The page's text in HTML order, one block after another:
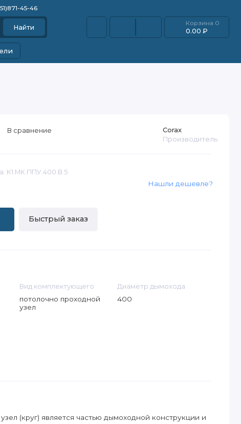
45-46
Найти
Корзина 0
0.00 ₽
К1.МК.ППУ.400.В.5
Corax
Производитель
Быстрый заказ
Нашли дешевле?
В сравнение
Вид комплектующего
потолочно проходной
узел
Диаметр дымохода
400
(круг) является частью дымоходной конструкции и